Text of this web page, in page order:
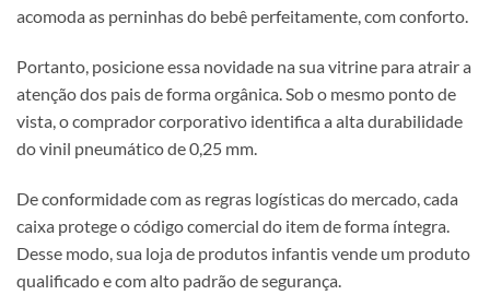
acomoda as perninhas do bebê perfeitamente, com conforto.
Portanto, posicione essa novidade na sua vitrine para atrair a
atenção dos pais de forma orgânica. Sob o mesmo ponto de
vista, o comprador corporativo identifica a alta durabilidade
do vinil pneumático de 0,25 mm.
De conformidade com as regras logísticas do mercado, cada
caixa protege o código comercial do item de forma íntegra.
Desse modo, sua loja de produtos infantis vende um produto
qualificado e com alto padrão de segurança.